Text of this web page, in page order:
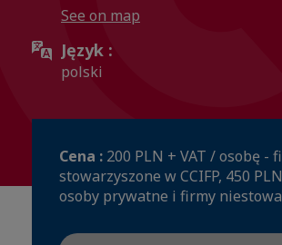
See on map
Język :
polski
Cena : 200 PLN + VAT / osobę -
stowarzyszone w CCIFP, 450
osoby prywatne i firmy